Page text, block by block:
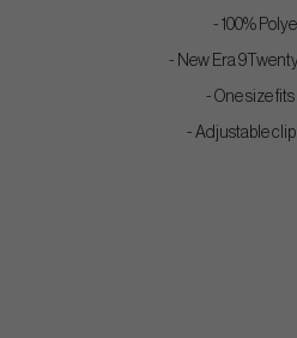
- 100%
- New Era
- One size
- Adjustable